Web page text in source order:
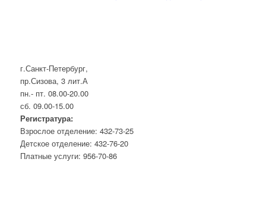
г.Санкт-Петербург,
пр.Сизова, 3 лит.А
пн.- пт. 08.00-20.00
сб. 09.00-15.00
Регистратура:
Взрослое отделение: 432-73-25
Детское отделение: 432-76-20
Платные услуги: 956-70-86